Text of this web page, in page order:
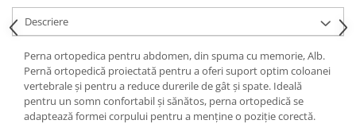
Descriere
Perna ortopedica pentru abdomen, din spuma cu memorie, Alb.
Pernă ortopedică proiectată pentru a oferi suport optim coloanei
vertebrale și pentru a reduce durerile de gât și spate. Ideală
pentru un somn confortabil și sănătos, perna ortopedică se
adaptează formei corpului pentru a menține o poziție corectă.